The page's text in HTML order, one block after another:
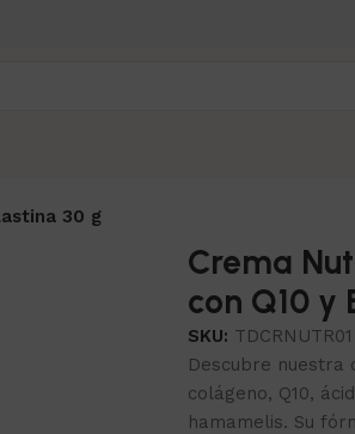
30 g
Crema
con Q10 y
SKU: TDCRNUTR01
Descubre nuestra
colágeno, Q10,
hamamelis. Su